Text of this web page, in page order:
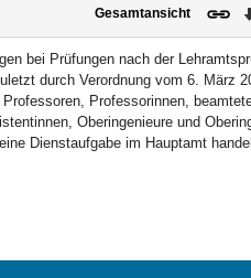
Gesamtansicht
bei Prüfungen nach der
durch Verordnung vom 6. März
Professorinnen,
Oberingenieure und
Dienstaufgabe im Hauptamt